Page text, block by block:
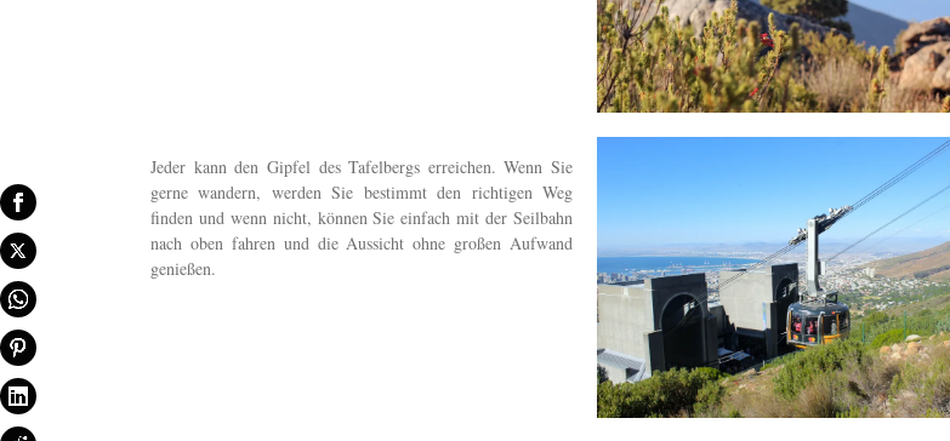
Jeder kann den Gipfel des Tafelbergs erreichen. Wenn Sie
gerne wandern, werden Sie bestimmt den richtigen Weg
finden und wenn nicht, können Sie einfach mit der Seilbahn
nach oben fahren und die Aussicht ohne großen Aufwand
genießen.